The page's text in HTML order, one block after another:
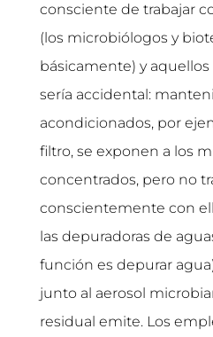
consciente de trabajar
(los microbiólogos y
básicamente) y
sería accidental:
acondicionados, por
filtro, se exponen a los
concentrados, pero no
conscientemente con
las depuradoras de
función es depurar
junto al aerosol
residual emite. Los